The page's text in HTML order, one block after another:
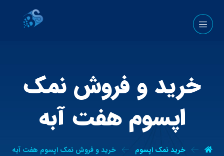
خرید و فروش نمک
اپسوم هفت آبه
خرید نمک اپسوم خرید و فروش نمک اپسوم هفت آبه